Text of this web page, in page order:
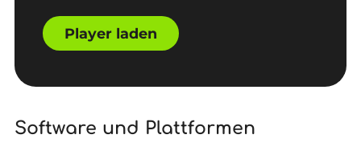
Player laden
Software und Plattformen